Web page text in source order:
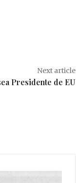
Next article
Presidente de EU